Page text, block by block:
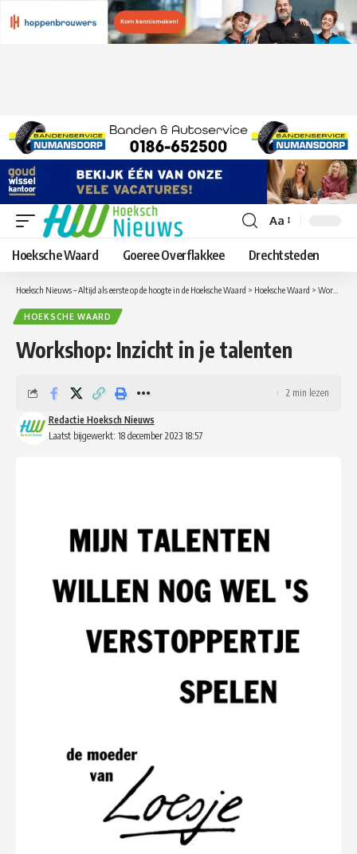
Lettergrootte
aanpassen
Aa
Hoeksche Waard Goeree Overflakkee Drechtsteden
Hoeksch Nieuws – Altijd als eerste op de hoogte in de Hoeksche Waard > Hoeksche Waard > Workshop: Inzicht in je talenten
HOEKSCHE WAARD
Workshop: Inzicht in je talenten
Laatst bijgewerkt: 18 december 2023 18:57
Redactie Hoeksch Nieuws
2 min lezen